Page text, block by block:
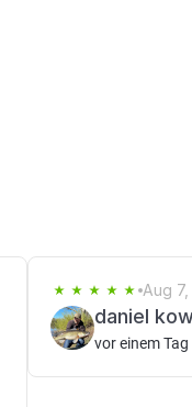
Aug
daniel
vor einem Tag